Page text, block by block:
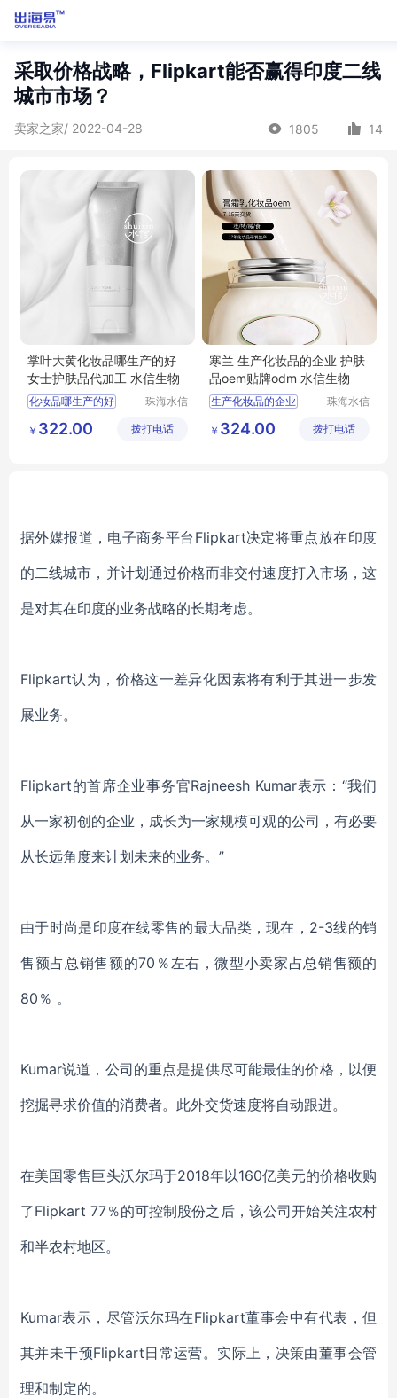
采取价格战略，Flipkart能否赢得印度二线
城市市场？
卖家之家/ 2022-04-28 1805 14
掌叶大黄化妆品哪生产的好
女士护肤品代加工 水信生物
化妆品哪生产的好
化妆品odm贴牌厂家
珠海水信
有限公司
￥ 322.00 拨打电话
寒兰 生产化妆品的企业 护肤
品oem贴牌odm 水信生物
生产化妆品的企业
珠海生产化妆品的公司
珠海水信
有限公司
￥ 324.00 拨打电话
据外媒报道，电子商务平台Flipkart决定将重点放在印度
的二线城市，并计划通过价格而非交付速度打入市场，这
是对其在印度的业务战略的长期考虑。
Flipkart认为，价格这一差异化因素将有利于其进一步发
展业务。
Flipkart的首席企业事务官Rajneesh Kumar表示：“我们
从一家初创的企业，成长为一家规模可观的公司，有必要
从长远角度来计划未来的业务。”
由于时尚是印度在线零售的最大品类，现在，2-3线的销
售额占总销售额的70％左右，微型小卖家占总销售额的
80％ 。
Kumar说道，公司的重点是提供尽可能最佳的价格，以便
挖掘寻求价值的消费者。此外交货速度将自动跟进。
在美国零售巨头沃尔玛于2018年以160亿美元的价格收购
了Flipkart 77％的可控制股份之后，该公司开始关注农村
和半农村地区。
Kumar表示，尽管沃尔玛在Flipkart董事会中有代表，但
其并未干预Flipkart日常运营。实际上，决策由董事会管
理和制定的。